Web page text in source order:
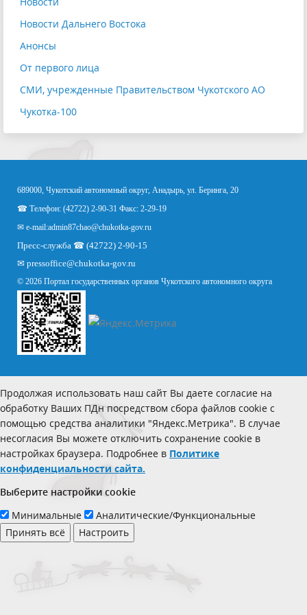
Новости Дальнего Востока
Анонсы
От первого лица
СМИ, учрежденные Правительством Чукотского АО
Чукотка-100
689000, Чукотский автономный округ, Анадырь, ул. Беринга, 20
☎ Телефон: (42722) 2-90-31 Факс: 2-29-19
✉ e-mail:admin87chao@chukotka-gov.ru
Пресс-служба ☎ (42722) 2-90-15
✉ pressoffice@chukotka-gov.ru
© 2026 Портал государственных органов Чукотского автономного округа
Продолжая использовать наш сайт Вы даете согласие на
обработку Ваших ПДн посредством сбора файлов cookie с
помощью средства аналитики "Яндекс.Метрика". В случае
несогласия Вы можете отключить сохранение cookie в
настройках браузера. Подробнее в Политике
конфиденциальности сайта.
Выберите настройки cookie
Минимальные
Аналитические/Функциональные
Принять всё
Настроить